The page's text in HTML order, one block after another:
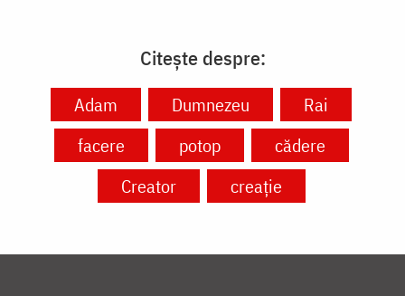
Citește despre:
Adam Dumnezeu
Rai
facere
potop
cădere
Creator
creație